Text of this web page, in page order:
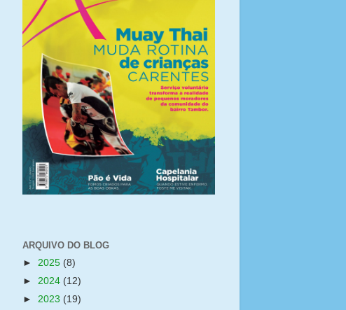
ARQUIVO DO BLOG
► 2025 (8)
► 2024 (12)
► 2023 (19)